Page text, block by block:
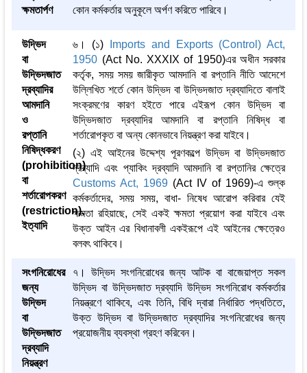
ক্ষমতার্পণ
কোন কর্মকর্তার অনুকূলে অর্পণ করিতে পারিবে।
উদ্ভিদ
বা
উদ্ভিদজাত
দ্রব্যাদির
আমদানি
ও
রপ্তানি
নিষিদ্ধকরণ
(prohibition)
বা
শর্তারোপকরণ
(restriction),
ইত্যাদি
৬। (১)
Imports and Exports (Control) Act,
1950 (Act No. XXXIX of 1950)এর অধীন সরকার
কর্তৃক, সময় সময় জারীকৃত আমদানি বা রপ্তানি নীতি আদেশে
উল্লিখিত শর্তে কোন উদ্ভিদ বা উদ্ভিদজাত দ্রব্যাদিতে বালাই
সংক্রমণের কারণ হইতে পারে এইরূপ কোন উদ্ভিদ বা
উদ্ভিদজাত দ্রব্যাদির আমদানি বা রপ্তানি নিষিদ্ধ বা
শর্তারোপকৃত বা অন্য কোনভাবে নিয়ন্ত্রণ করা যাইবে।
(২) এই আইনের উদ্দেশ্য পূরণকল্পে উদ্ভিদ বা উদ্ভিদজাত
দ্রব্যাদি এবং প্যাকিং দ্রব্যাদি আমদানি বা রপ্তানির ক্ষেত্রে
Customs Act, 1969 (Act IV of 1969)-এ শুল্ক
কর্মকর্তাদের, সময় সময়, বাধা- নিষেধ আরোপ করিবার যেই
ক্ষমতা রহিয়াছে, সেই একই ক্ষমতা প্রয়োগ করা যাইবে এবং
উক্ত আইন এর বিধানাবলী একইরূপে এই আইনের ক্ষেত্রেও
বলবৎ থাকিবে।
সংগনিরোধের
জন্য
উদ্ভিদ
বা
উদ্ভিদজাত
দ্রব্যাদি
নিয়ন্ত্রণ
৭। উদ্ভিদ সংগনিরোধের জন্য আটক বা বাজেয়াপ্ত সকল
উদ্ভিদ বা উদ্ভিদজাত দ্রব্যাদি উদ্ভিদ সংগনিরোধ কর্মকর্তার
নিয়ন্ত্রণে থাকিবে, এবং তিনি, বিধি দ্বারা নির্ধারিত পদ্ধতিতে,
উক্ত উদ্ভিদ বা উদ্ভিদজাত দ্রব্যাদির সংগনিরোধের জন্য
প্রয়োজনীয় ব্যবস্থা গ্রহণ করিবেন।